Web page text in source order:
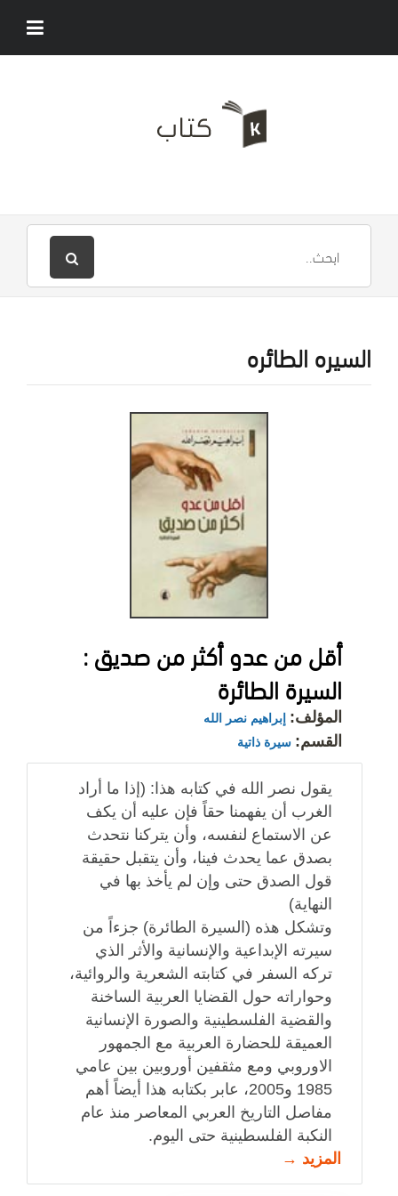
السيره الطائره
أقل من عدو أكثر من صديق :
السيرة الطائرة
المؤلف: إبراهيم نصر الله
القسم: سيرة ذاتية
يقول نصر الله في كتابه هذا: (إذا ما أراد
الغرب أن يفهمنا حقاً فإن عليه أن يكف
عن الاستماع لنفسه، وأن يتركنا نتحدث
بصدق عما يحدث فينا، وأن يتقبل حقيقة
قول الصدق حتى وإن لم يأخذ بها في
النهاية)
وتشكل هذه (السيرة الطائرة) جزءاً من
سيرته الإبداعية والإنسانية والأثر الذي
تركه السفر في كتابته الشعرية والروائية،
وحواراته حول القضايا العربية الساخنة
والقضية الفلسطينية والصورة الإنسانية
العميقة للحضارة العربية مع الجمهور
الاوروبي ومع مثقفين أوروبين بين عامي
1985 و2005، عابر بكتابه هذا أيضاً أهم
مفاصل التاريخ العربي المعاصر منذ عام
النكبة الفلسطينية حتى اليوم.
المزيد →